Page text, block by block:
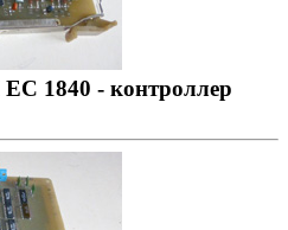
1840 - контроллер